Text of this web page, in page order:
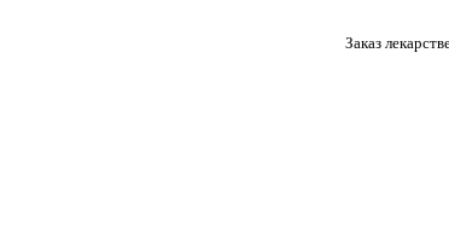
Заказ